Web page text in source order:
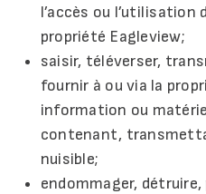
l’accès ou l’utilisation
propriété Eagleview;
saisir, téléverser,
fournir à ou via la
information ou
contenant,
nuisible;
endommager,